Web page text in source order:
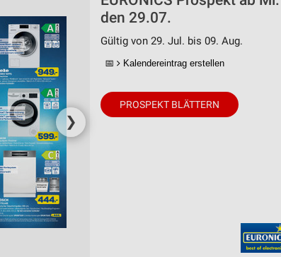
❯
den 29.07.
Gültig von 29. Jul. bis 09. Aug.
📅 Kalendereintrag erstellen
PROSPEKT BLÄTTERN